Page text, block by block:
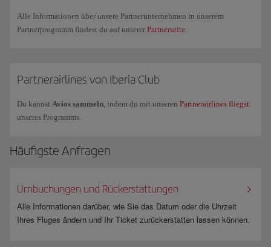
Premium-Klasse erhalten.
Alle Informationen über unsere Partnerunternehmen in unserem
Partnerprogramm findest du auf unserer Partnerseite.
Partnerairlines von Iberia Club
Du kannst Avios sammeln, indem du mit unseren Partnerairlines fliegst
unseres Programms.
Häufigste Anfragen
Umbuchungen und Rückerstattungen
Alle Informationen darüber, wie Sie das Datum oder die Uhrzeit
Ihres Fluges ändern und Ihr Ticket zurückerstatten lassen können.